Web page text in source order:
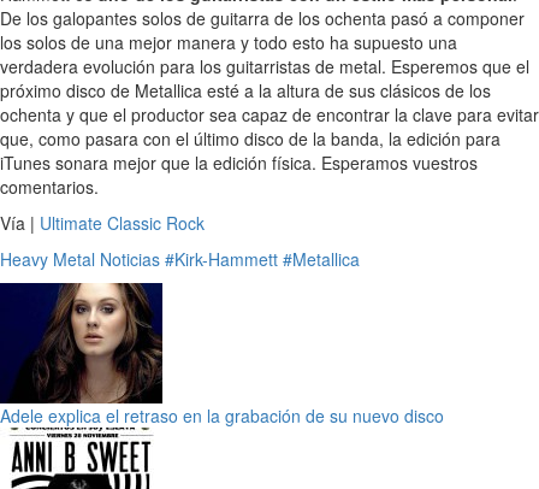
De los galopantes solos de guitarra de los ochenta pasó a componer
los solos de una mejor manera y todo esto ha supuesto una
verdadera evolución para los guitarristas de metal. Esperemos que el
próximo disco de Metallica esté a la altura de sus clásicos de los
ochenta y que el productor sea capaz de encontrar la clave para evitar
que, como pasara con el último disco de la banda, la edición para
iTunes sonara mejor que la edición física. Esperamos vuestros
comentarios.
Vía | Ultimate Classic Rock
Heavy Metal Noticias #Kirk-Hammett #Metallica
Adele explica el retraso en la grabación de su nuevo disco